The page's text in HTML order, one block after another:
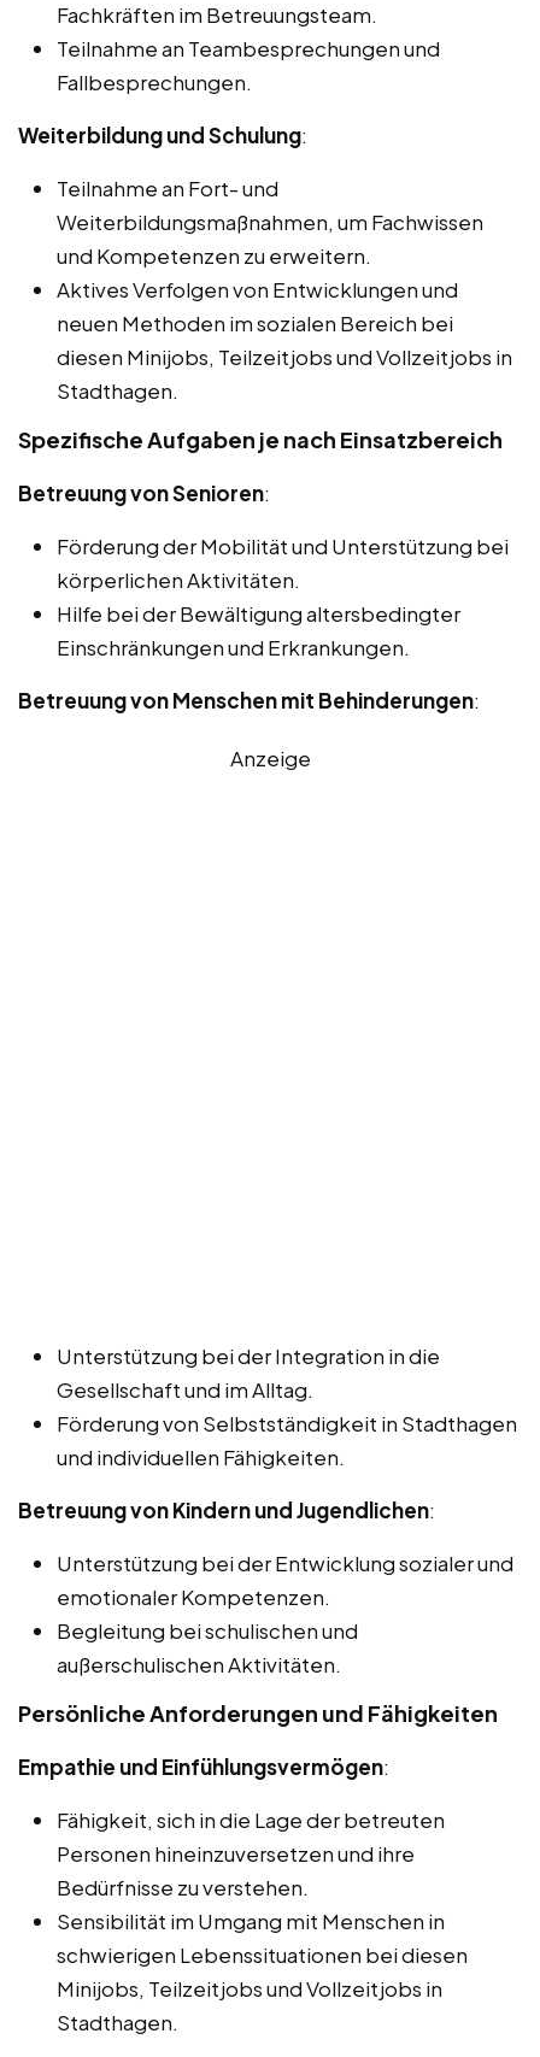
Fachkräften im Betreuungsteam.
Teilnahme an Teambesprechungen und
Fallbesprechungen.
Weiterbildung und Schulung:
Teilnahme an Fort- und
Weiterbildungsmaßnahmen, um Fachwissen
und Kompetenzen zu erweitern.
Aktives Verfolgen von Entwicklungen und
neuen Methoden im sozialen Bereich bei
diesen Minijobs, Teilzeitjobs und Vollzeitjobs in
Stadthagen.
Spezifische Aufgaben je nach Einsatzbereich
Betreuung von Senioren:
Förderung der Mobilität und Unterstützung bei
körperlichen Aktivitäten.
Hilfe bei der Bewältigung altersbedingter
Einschränkungen und Erkrankungen.
Betreuung von Menschen mit Behinderungen:
Anzeige
Unterstützung bei der Integration in die
Gesellschaft und im Alltag.
Förderung von Selbstständigkeit in Stadthagen
und individuellen Fähigkeiten.
Betreuung von Kindern und Jugendlichen:
Unterstützung bei der Entwicklung sozialer und
emotionaler Kompetenzen.
Begleitung bei schulischen und
außerschulischen Aktivitäten.
Persönliche Anforderungen und Fähigkeiten
Empathie und Einfühlungsvermögen:
Fähigkeit, sich in die Lage der betreuten
Personen hineinzuversetzen und ihre
Bedürfnisse zu verstehen.
Sensibilität im Umgang mit Menschen in
schwierigen Lebenssituationen bei diesen
Minijobs, Teilzeitjobs und Vollzeitjobs in
Stadthagen.